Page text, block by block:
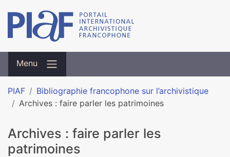
Menu
PIAF
Bibliographie francophone sur l’archivistique
Archives : faire parler les patrimoines
Archives : faire parler les
patrimoines